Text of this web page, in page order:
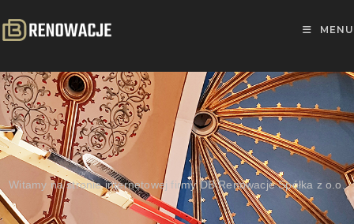
MENU
Witamy na stronie internetowej firmy DB Renowacje Spółka z o.o.